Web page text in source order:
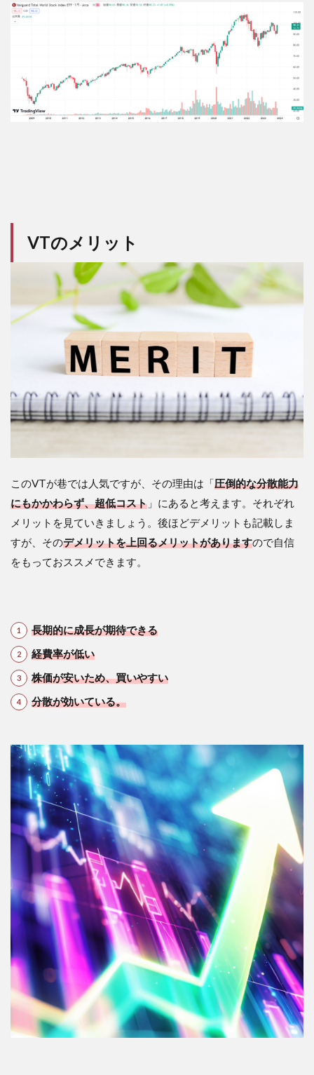
VTのメリット
このVTが巷では人気ですが、その理由は「圧倒的な分散能力
にもかかわらず、超低コスト 」にあると考えます。それぞれ
メリットを見ていきましょう。後ほどデメリットも記載しま
すが、そのデメリットを上回るメリットがありますので自信
をもっておススメできます。
長期的に成長が期待できる
経費率が低い
株価が安いため、買いやすい
分散が効いている。